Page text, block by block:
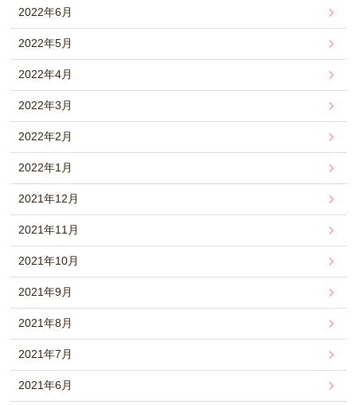
2022年6月
2022年5月
2022年4月
2022年3月
2022年2月
2022年1月
2021年12月
2021年11月
2021年10月
2021年9月
2021年8月
2021年7月
2021年6月